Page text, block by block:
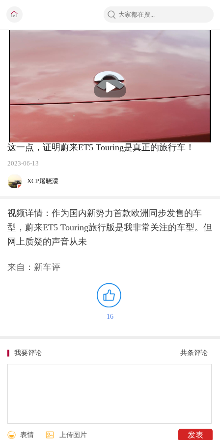
播
放
这一点，证明蔚来ET5 Touring是真正的旅行车！
2023-06-13
XCP屠晓濛
视频详情：作为国内新势力首款欧洲同步发售的车
型，蔚来ET5 Touring旅行版是我非常关注的车型。但
网上质疑的声音从未
来自：新车评
16
共条评论
我要评论
表情 上传图片